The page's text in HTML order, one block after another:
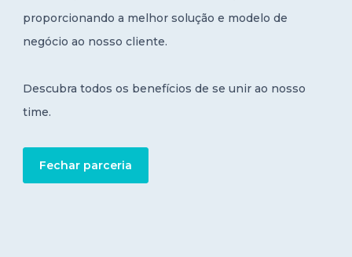
proporcionando a melhor solução e modelo de
negócio ao nosso cliente.
Descubra todos os benefícios de se unir ao nosso
time.
Fechar parceria